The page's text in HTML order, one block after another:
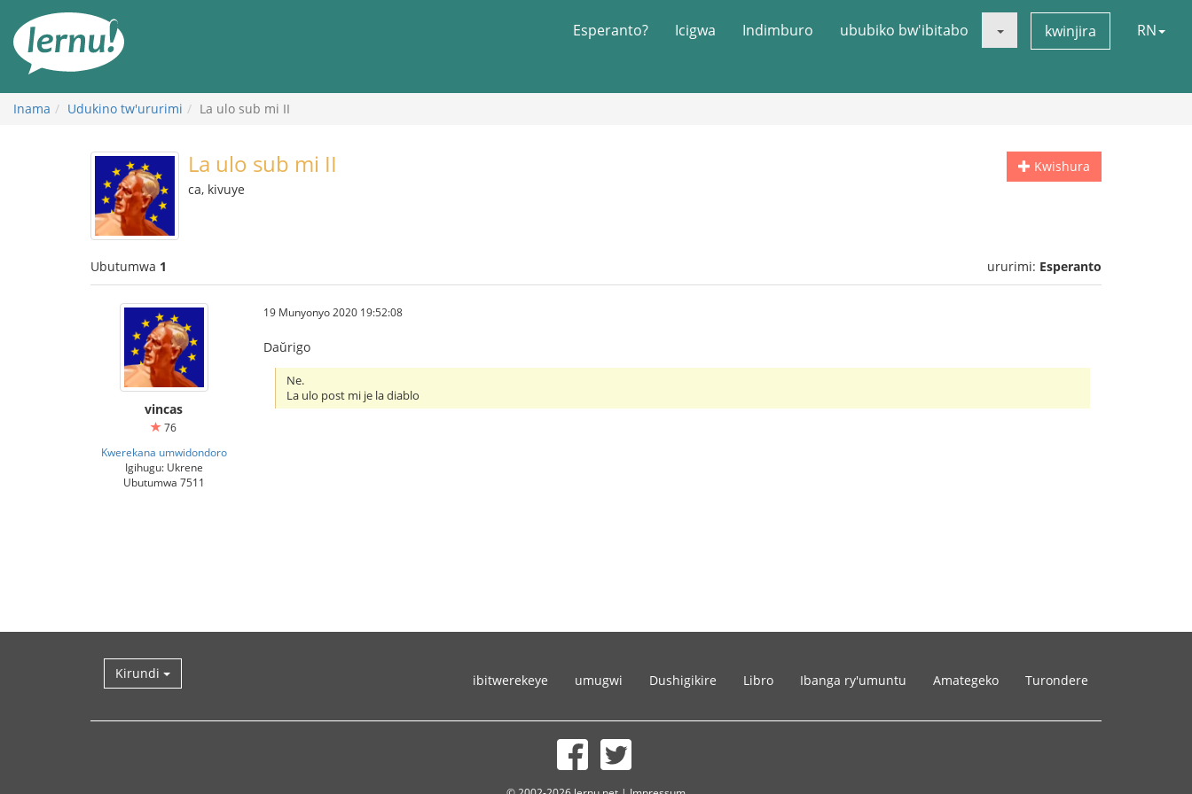
rupapuro
rw'ibirimwo
Esperanto? Icigwa Indimburo ububiko bw'ibitabo kwinjira RN
Inama Udukino tw'ururimi La ulo sub mi II
Kwishura
La ulo sub mi II
ca, kivuye
Ubutumwa 1 ururimi: Esperanto
vincas
76
Kwerekana umwidondoro
Igihugu: Ukrene
Ubutumwa 7511
19 Munyonyo 2020 19:52:08
Daŭrigo
Ne.
La ulo post mi je la diablo
Kirundi ibitwerekeye umugwi Dushigikire Libro Ibanga ry'umuntu Amategeko Turondere